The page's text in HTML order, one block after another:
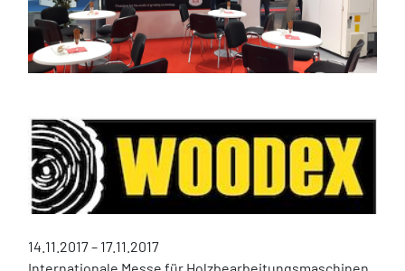
14.11.2017 – 17.11.2017